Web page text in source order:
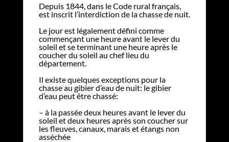
Depuis 1844, dans le Code rural français,
est inscrit l’interdiction de la chasse de nuit.
Le jour est légalement défini comme
commençant une heure avant le lever du
soleil et se terminant une heure après le
coucher du soleil au chef lieu du
département.
Il existe quelques exceptions pour la
chasse au gibier d’eau de nuit: le gibier
d’eau peut être chassé:
– à la passée deux heures avant le lever du
soleil et deux heures après son coucher sur
les fleuves, canaux, marais et étangs non
asséchée